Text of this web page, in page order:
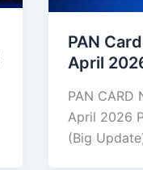
PAN
April
PAN CARD
April 2026
(Big